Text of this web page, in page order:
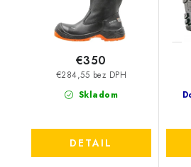
Skladom
€284,55 bez DPH
€350
DETAIL